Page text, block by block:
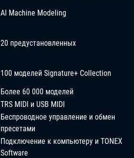
AI Machine Modeling
20 предустановленных
100 моделей Signature+ Collection
Более 60 000 моделей
TRS MIDI и USB MIDI
Беспроводное управление и обмен
пресетами
Подключение к компьютеру и TONEX
Software